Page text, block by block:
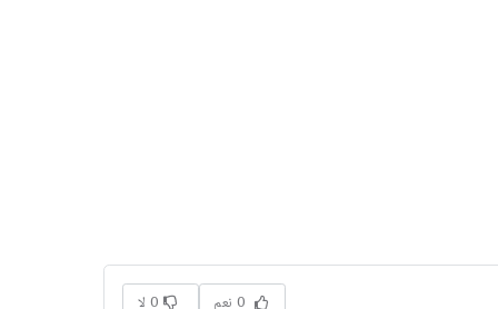
0 نعم 0 لا